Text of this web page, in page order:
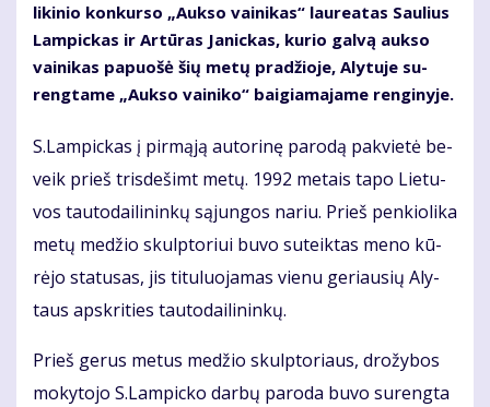
li­ki­nio kon­kur­so „Auk­so vai­ni­kas“ lau­re­a­tas Sau­lius
Lam­pic­kas ir Ar­tū­ras Ja­nic­kas, ku­rio gal­vą auk­so
vai­ni­kas pa­puo­šė šių me­tų pra­džio­je, Aly­tu­je su­
reng­ta­me „Auk­so vai­ni­ko“ bai­gia­ma­ja­me ren­gi­ny­je.
S.Lam­pic­kas į pir­mą­ją au­to­ri­nę pa­ro­dą pa­kvie­tė be­
veik prieš tris­de­šimt me­tų. 1992 me­tais ta­po Lie­tu­
vos tau­to­dai­li­nin­kų są­jun­gos na­riu. Prieš pen­kio­li­ka
me­tų me­džio skulp­to­riui bu­vo su­teik­tas me­no kū­
rė­jo sta­tu­sas, jis ti­tu­luo­ja­mas vie­nu ge­riau­sių Aly­
taus ap­skri­ties tau­to­dai­li­nin­kų.
Prieš ge­rus me­tus me­džio skulp­to­riaus, dro­žy­bos
mo­ky­to­jo S.Lam­pic­ko dar­bų pa­ro­da bu­vo su­reng­ta